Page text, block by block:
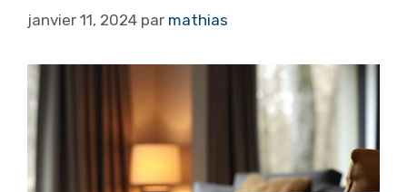
janvier 11, 2024 par mathias